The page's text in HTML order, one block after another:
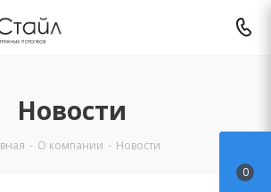
Новости
- О компании - Новости
0